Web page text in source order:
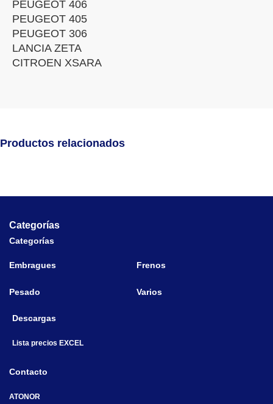
PEUGEOT 406
PEUGEOT 405
PEUGEOT 306
LANCIA ZETA
CITROEN XSARA
Productos relacionados
Categorías
Categorías
Embragues Frenos
Pesado Varios
Descargas
Lista precios EXCEL
Contacto
ATONOR